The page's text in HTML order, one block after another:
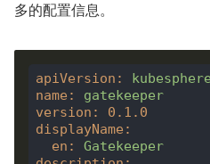
多的配置信息。
apiVersion :
name :
gatekeeper
version : 0.1 .0
displayName :
en :
Gatekeeper